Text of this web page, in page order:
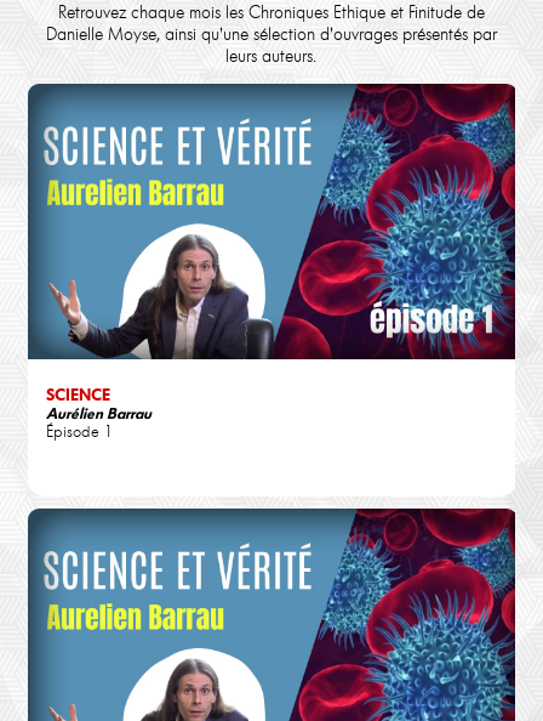
Retrouvez chaque mois les Chroniques Ethique et Finitude de
Danielle Moyse, ainsi qu'une sélection d'ouvrages présentés par
leurs auteurs.
SCIENCE
Aurélien Barrau
Épisode 1